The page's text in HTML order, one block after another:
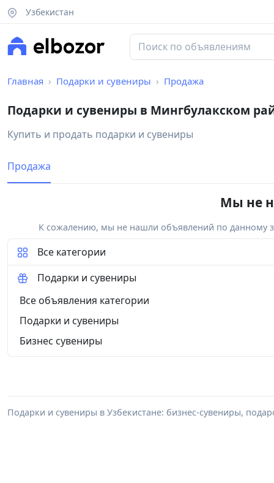
Узбекистан
Главная Подарки и сувениры Продажа
Подарки и сувениры в Мингбулакском
Купить и продать подарки и сувениры
Продажа
Мы не
К сожалению, мы не нашли объявлений по данному
Все категории
Подарки и сувениры
Все объявления категории
Подарки и сувениры
Бизнес сувениры
Подарки и сувениры в Узбекистане: бизнес-сувениры,